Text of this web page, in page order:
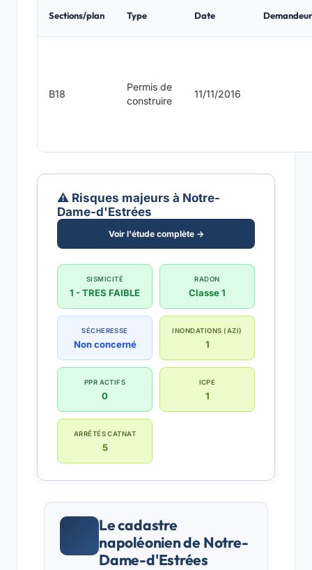
Sections/plan Type Date Demandeur
B18
Permis de
construire
11/11/2016
⚠️ Risques majeurs à Notre-
Dame-d'Estrées
Voir l'étude complète →
SISMICITÉ
1 - TRES FAIBLE
RADON
Classe 1
SÉCHERESSE
Non concerné
INONDATIONS (AZI)
1
PPR ACTIFS
0
ICPE
1
ARRÊTÉS CATNAT
5
Le cadastre
napoléonien de Notre-
Dame-d'Estrées